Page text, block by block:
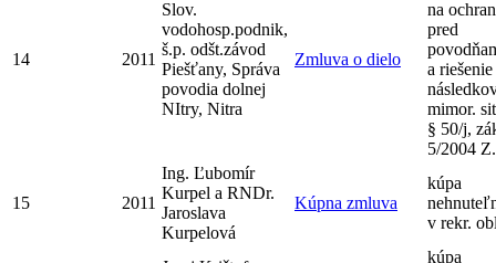
14 2011
Slov.
vodohosp.podnik,
š.p. odšt.závod
Piešťany, Správa
povodia dolnej
NItry, Nitra
Zmluva o dielo
na
pred
a riešenie
mimor.
§ 50/j,
5/2004
15 2011
Ing. Ľubomír
Kurpel a RNDr.
Jaroslava
Kurpelová
Kúpna zmluva
kúpa
v rekr.
kúpa